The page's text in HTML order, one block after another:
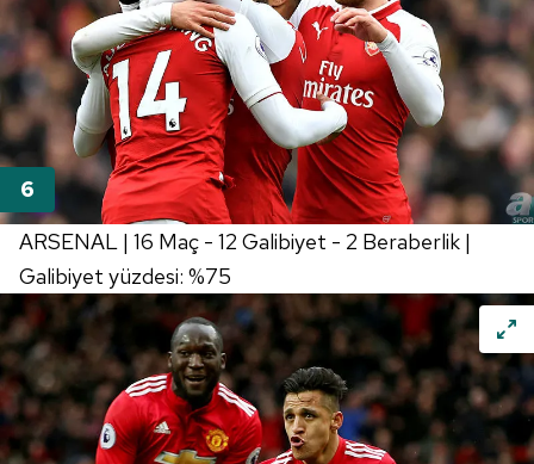
ARSENAL | 16 Maç - 12 Galibiyet - 2 Beraberlik |
Galibiyet yüzdesi: %75